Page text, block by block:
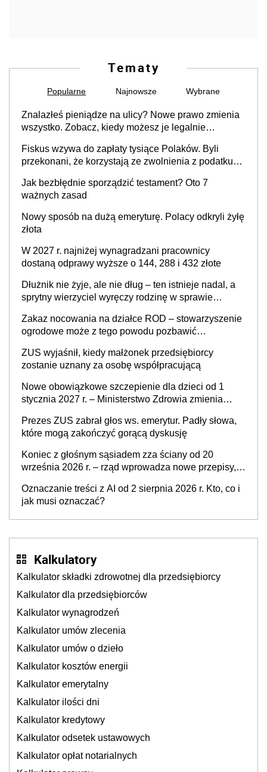
Tematy
Popularne Najnowsze Wybrane
Znalazłeś pieniądze na ulicy? Nowe prawo zmienia
wszystko. Zobacz, kiedy możesz je legalnie
Fiskus wzywa do zapłaty tysiące Polaków. Byli
przekonani, że korzystają ze zwolnienia z podatku
Jak bezbłędnie sporządzić testament? Oto 7
ważnych zasad
Nowy sposób na dużą emeryturę. Polacy odkryli żyłę
złota
W 2027 r. najniżej wynagradzani pracownicy
dostaną odprawy wyższe o 144, 288 i 432 złote
Dłużnik nie żyje, ale nie dług – ten istnieje nadal, a
sprytny wierzyciel wyręczy rodzinę w sprawie
Zakaz nocowania na działce ROD – stowarzyszenie
ogrodowe może z tego powodu pozbawić
dzierżawę)?
ZUS wyjaśnił, kiedy małżonek przedsiębiorcy
zostanie uznany za osobę współpracującą
Nowe obowiązkowe szczepienie dla dzieci od 1
stycznia 2027 r. – Ministerstwo Zdrowia zmienia
Prezes ZUS zabrał głos ws. emerytur. Padły słowa,
które mogą zakończyć gorącą dyskusję
Koniec z głośnym sąsiadem zza ściany od 20
września 2026 r. – rząd wprowadza nowe przepisy,
Oznaczanie treści z AI od 2 sierpnia 2026 r. Kto, co i
jak musi oznaczać?
Kalkulatory
Kalkulator składki zdrowotnej dla przedsiębiorcy
Kalkulator dla przedsiębiorców
Kalkulator wynagrodzeń
Kalkulator umów zlecenia
Kalkulator umów o dzieło
Kalkulator kosztów energii
Kalkulator emerytalny
Kalkulator ilości dni
Kalkulator kredytowy
Kalkulator odsetek ustawowych
Kalkulator opłat notarialnych